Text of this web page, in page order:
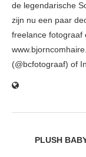
de legendarische
zijn nu een paar
freelance fotograaf
(@bcfotograaf) of
PLUSH